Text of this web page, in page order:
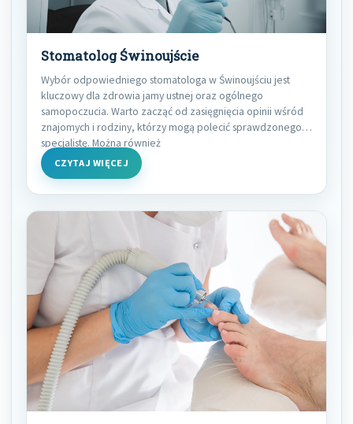
Stomatolog Świnoujście
Wybór odpowiedniego stomatologa w Świnoujściu jest
kluczowy dla zdrowia jamy ustnej oraz ogólnego
samopoczucia. Warto zacząć od zasięgnięcia opinii wśród
znajomych i rodziny, którzy mogą polecić sprawdzonego
specjalistę. Można również
CZYTAJ WIĘCEJ